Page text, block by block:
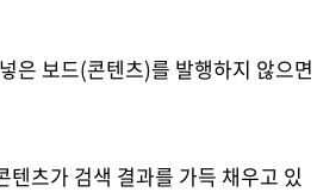
은 보드(콘텐츠)를 발행하지 않으면
츠가 검색 결과를 가득 채우고 있